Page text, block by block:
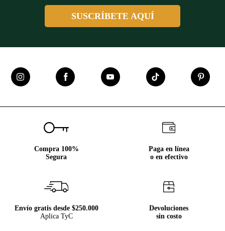
SUSCRÍBETE AQUÍ
Compra 100%
Segura
Paga en línea
o en efectivo
Envío gratis desde $250.000
Aplica TyC
Devoluciones
sin costo